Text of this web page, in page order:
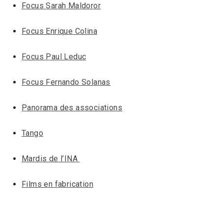
Focus Sarah Maldoror
Focus Enrique Colina
Focus Paul Leduc
Focus Fernando Solanas
Panorama des associations
Tango
Mardis de l’INA
Films en fabrication